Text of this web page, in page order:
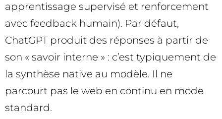
apprentissage supervisé et renforcement
avec feedback humain). Par défaut,
ChatGPT produit des réponses à partir de
son « savoir interne » : c’est typiquement de
la synthèse native au modèle. Il ne
parcourt pas le web en continu en mode
standard.